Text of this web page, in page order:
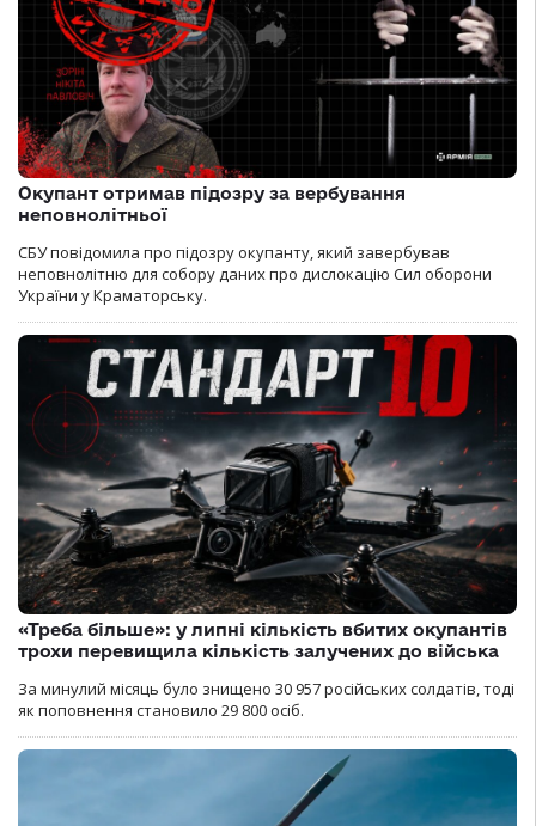
Окупант отримав підозру за вербування
неповнолітньої
СБУ повідомила про підозру окупанту, який завербував
неповнолітню для собору даних про дислокацію Сил оборони
України у Краматорську.
«Треба більше»: у липні кількість вбитих окупантів
трохи перевищила кількість залучених до війська
За минулий місяць було знищено 30 957 російських солдатів, тоді
як поповнення становило 29 800 осіб.